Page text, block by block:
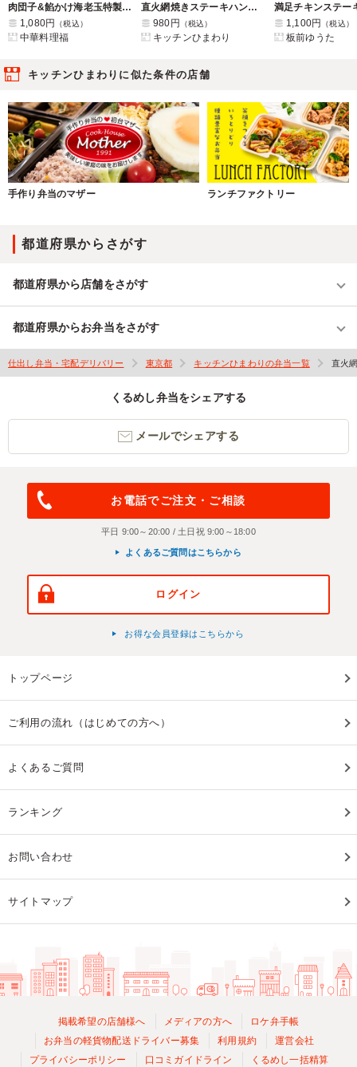
肉団子&餡かけ海老玉特製弁当
1,080円
（税込）
中華料理福
直火網焼きステーキハンバーグ グリルMIX
980円 （税込）
キッチンひまわり
満足チキンステー
1,100円
（税込）
板前ゆうた
キッチンひまわりに似た条件の店舗
手作り弁当のマザー ランチファクトリー
都道府県からさがす
都道府県から店舗をさがす
都道府県からお弁当をさがす
仕出し弁当・宅配デリバリー 東京都 キッチンひまわりの弁当一覧 直火
くるめし弁当をシェアする
メールでシェアする
お電話でご注文・ご相談
平日 9:00～20:00 / 土日祝 9:00～18:00
よくあるご質問はこちらから
ログイン
お得な会員登録はこちらから
トップページ
ご利用の流れ（はじめての方へ）
よくあるご質問
ランキング
お問い合わせ
サイトマップ
掲載希望の店舗様へ メディアの方へ
ロケ弁手帳
お弁当の軽貨物配送ドライバー募集
利用規約
運営会社
プライバシーポリシー
口コミガイドライン くるめし一括精算